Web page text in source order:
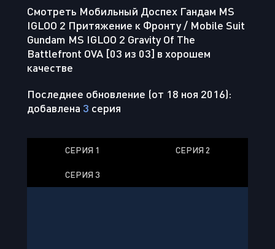
Смотреть Мобильный Доспех Гандам MS
IGLOO 2 Притяжение к Фронту / Mobile Suit
Gundam MS IGLOO 2 Gravity Of The
Battlefront OVA [03 из 03] в хорошем
качестве
Последнее обновление (от 18 ноя 2016):
добавлена 3 серия
СЕРИЯ 1 СЕРИЯ 2
СЕРИЯ 3